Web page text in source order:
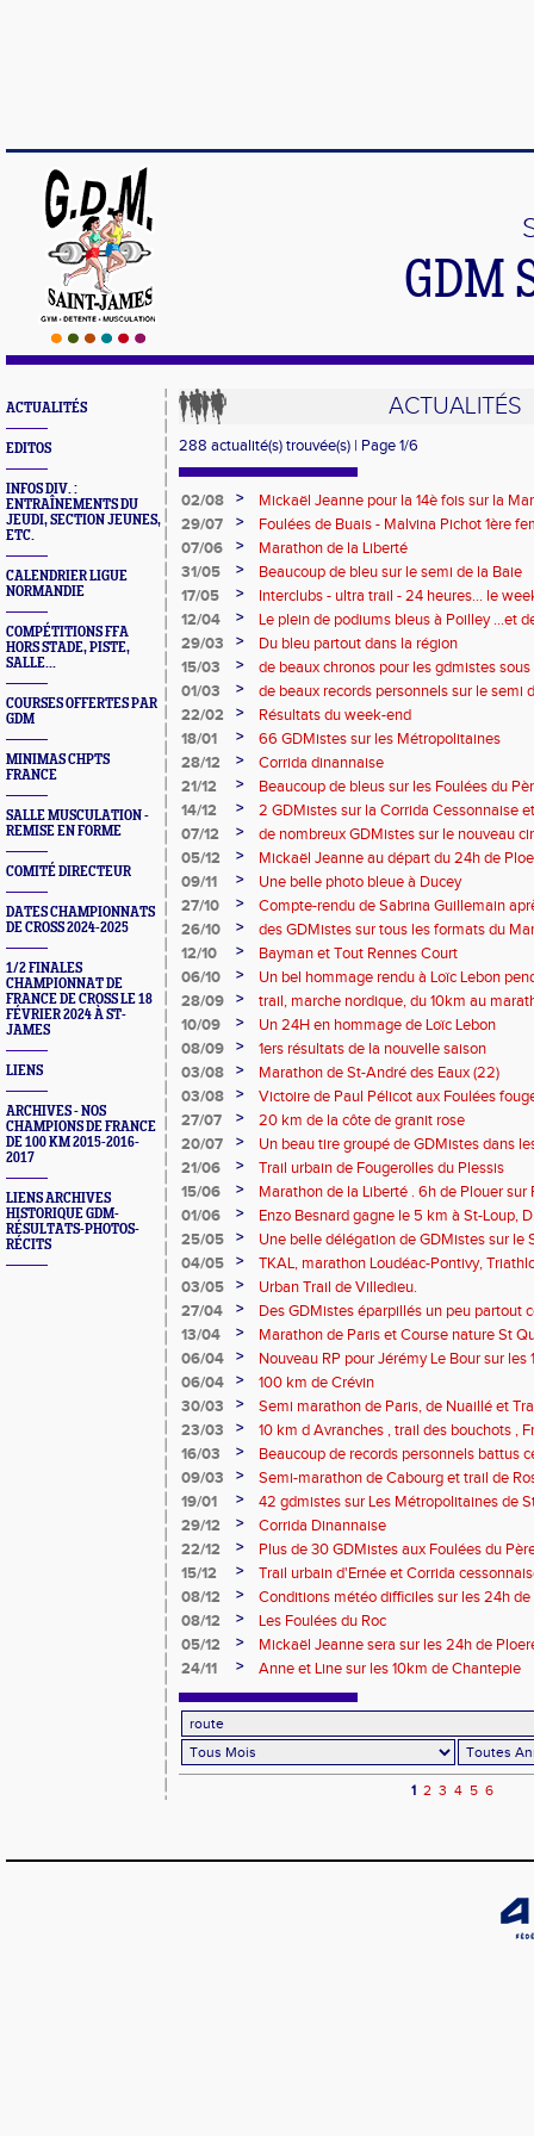
GDM
ACTUALITÉS
EDITOS
INFOS DIV. :
ENTRAÎNEMENTS DU
JEUDI, SECTION JEUNES,
ETC.
CALENDRIER LIGUE
NORMANDIE
COMPÉTITIONS FFA
HORS STADE, PISTE,
SALLE...
COURSES OFFERTES PAR
GDM
MINIMAS CHPTS
FRANCE
SALLE MUSCULATION -
REMISE EN FORME
COMITÉ DIRECTEUR
DATES CHAMPIONNATS
DE CROSS 2024-2025
1/2 FINALES
CHAMPIONNAT DE
FRANCE DE CROSS LE 18
FÉVRIER 2024 À ST-
JAMES
LIENS
ARCHIVES - NOS
CHAMPIONS DE FRANCE
DE 100 KM 2015-2016-
2017
LIENS ARCHIVES
HISTORIQUE GDM-
RÉSULTATS-PHOTOS-
RÉCITS
ACTUALITÉS
288 actualité(s) trouvée(s) | Page 1/6
02/08 >
Mickaël Jeanne pour la 14è fois sur la
Eaux
29/07 >
Foulées de Buais - Malvina Pichot 1ère
07/06
>
Marathon de la Liberté
31/05
>
Beaucoup de bleu sur le semi de la Baie
17/05
>
Interclubs - ultra trail - 24 heures... le
riche en émotions
12/04 >
Le plein de podiums bleus à Poilley ...et
à Paris et Poitiers
29/03 >
Du bleu partout dans la région
15/03
>
de beaux chronos pour les gdmistes
01/03
>
de beaux records personnels sur le semi
22/02
>
Résultats du week-end
18/01
>
66 GDMistes sur les Métropolitaines
28/12
>
Corrida dinannaise
21/12
>
Beaucoup de bleus sur les Foulées du
14/12
>
2 GDMistes sur la Corrida Cessonnaise
07/12
>
de nombreux GDMistes sur le nouveau
05/12
>
Mickaël Jeanne au départ du 24h de
09/11
>
Une belle photo bleue à Ducey
27/10
>
Compte-rendu de Sabrina Guillemain
26/10
>
des GDMistes sur tous les formats du
12/10
>
Bayman et Tout Rennes Court
06/10
>
Un bel hommage rendu à Loïc Lebon
28/09
>
trail, marche nordique, du 10km au
toutes les distances et tous les terrains
10/09 >
Un 24H en hommage de Loïc Lebon
08/09
>
1ers résultats de la nouvelle saison
03/08
>
Marathon de St-André des Eaux (22)
03/08
>
Victoire de Paul Pélicot aux Foulées
27/07
>
20 km de la côte de granit rose
20/07
>
Un beau tire groupé de GDMistes dans
de Poilley
21/06 >
Trail urbain de Fougerolles du Plessis
15/06
>
Marathon de la Liberté . 6h de Plouer sur
d Agon Coutainville
01/06 >
Enzo Besnard gagne le 5 km à St-Loup,
25/05
>
Une belle délégation de GDMistes sur le
04/05
>
TKAL, marathon Loudéac-Pontivy,
03/05
>
Urban Trail de Villedieu.
27/04
>
Des GDMistes éparpillés un peu partout
13/04
>
Marathon de Paris et Course nature St
06/04
>
Nouveau RP pour Jérémy Le Bour sur
Bordeaux
06/04 >
100 km de Crévin
30/03
>
Semi marathon de Paris, de Nuaillé et
23/03
>
10 km d Avranches , trail des bouchots ,
sapeurs-pompiers , Ecotrail de Paris
16/03 >
Beaucoup de records personnels battus
09/03
>
Semi-marathon de Cabourg et trail de
19/01
>
42 gdmistes sur Les Métropolitaines de
29/12
>
Corrida Dinannaise
22/12
>
Plus de 30 GDMistes aux Foulées du
capricieuse
15/12 >
Trail urbain d'Ernée et Corrida
08/12
>
Conditions météo difficiles sur les 24h
Jeanne
08/12 >
Les Foulées du Roc
05/12
>
Mickaël Jeanne sera sur les 24h de
24/11
> Anne et Line sur les 10km de Chantepie
1 2 3 4 5 6